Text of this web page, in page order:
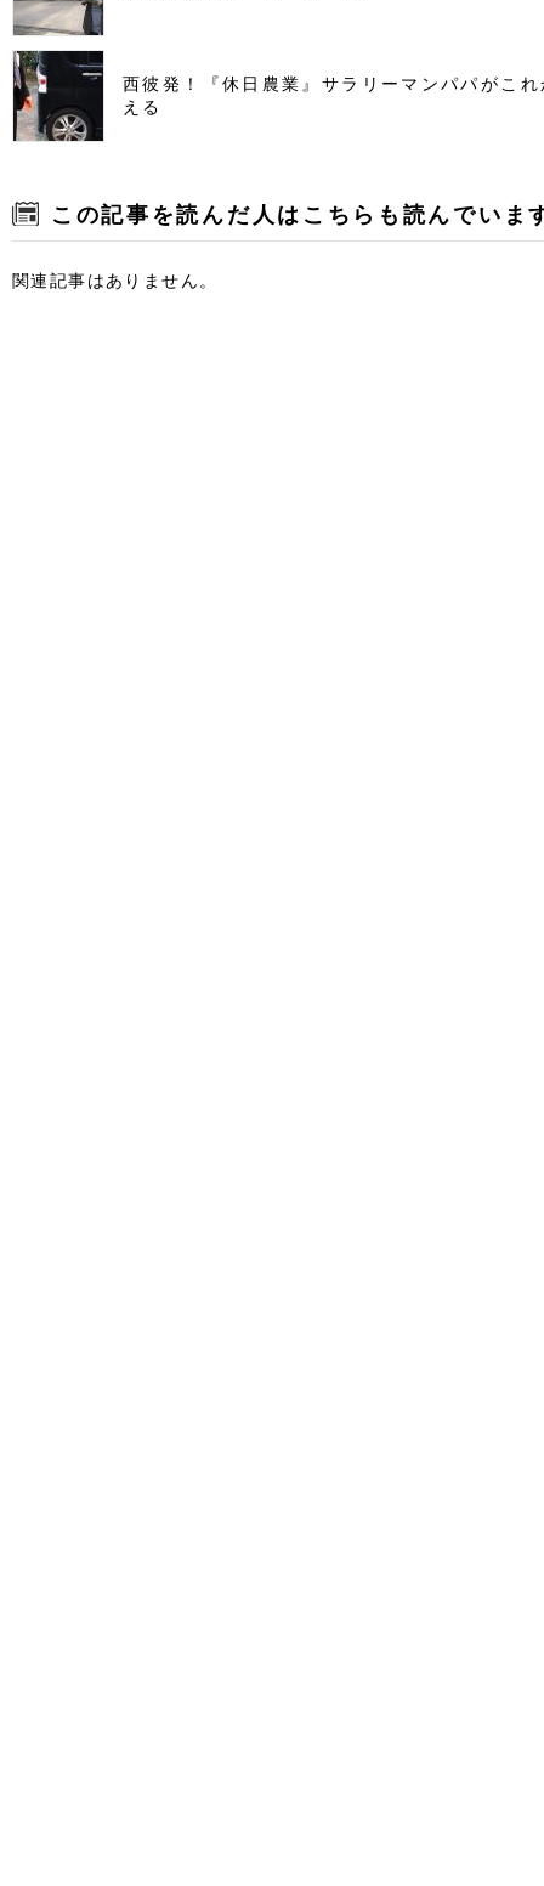
西彼発！『休日農業』サラリーマンパパがこ
える
この記事を読んだ人はこちらも読んでいま
関連記事はありません。